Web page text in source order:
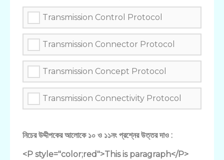
Transmission Control Protocol
Transmission Connector Protocol
Transmission Concept Protocol
Transmission Connectivity Protocol
নিচের উদ্দীপকের আলোকে ১০ ও ১১নং প্রশ্নের উত্তর দাও :
<P style="color;red">This is paragraph</P>